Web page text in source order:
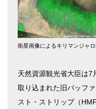
衛星画像によるキリマンジャ
天然資源観光省大臣は7
取り込まれた旧バッフ
スト・ストリップ（